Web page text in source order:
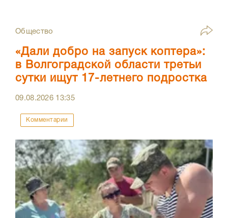
Общество
«Дали добро на запуск коптера»:
в Волгоградской области третьи
сутки ищут 17-летнего подростка
09.08.2026 13:35
Комментарии